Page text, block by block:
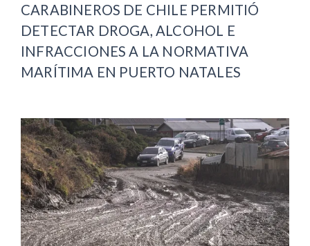
CARABINEROS DE CHILE PERMITIÓ
DETECTAR DROGA, ALCOHOL E
INFRACCIONES A LA NORMATIVA
MARÍTIMA EN PUERTO NATALES